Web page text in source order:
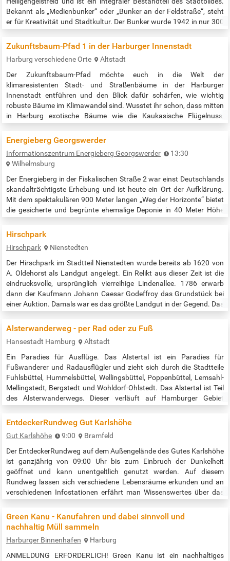
Bekannt als „Medienbunker“ oder „Bunker an der Feldstraße“, steht
er für Kreativität und Stadtkultur. Der Bunker wurde 1942 in nur 300
für die Opfer des NS-Regimes. Während der Umbaumaßnahmen
Zukunftsbaum-Pfad 1 in der Harburger Innenstadt
Harburg verschiedene Orte
Altstadt
Der Zukunftsbaum-Pfad möchte euch in die Welt der
klimaresistenten Stadt- und Straßenbäume in der Harburger
Innenstadt entführen und den Blick dafür schärfen, wie wichtig
robuste Bäume im Klimawandel sind. Wusstet ihr schon, dass mitten
in Harburg exotische Bäume wie die Kaukasische Flügelnuss,
und dass diese zu den klimaresistenten, sprich Zukunftsbäumen
gehören? Und war dir bekannt, dass…
Energieberg Georgswerder
Informationszentrum Energieberg Georgswerder
13:30
Wilhelmsburg
Der Energieberg in der Fiskalischen Straße 2 war einst Deutschlands
skandalträchtigste Erhebung und ist heute ein Ort der Aufklärung.
Mit dem spektakulären 900 Meter langen „Weg der Horizonte“ bietet
die gesicherte und begrünte ehemalige Deponie in 40 Meter Höhe
regelmäßig Führungen zur Geschichte des Bergs von einer
Mülldeponie zum Energieberg statt: sonnabends und sonntags um
13.30 Uhr …
Hirschpark
Hirschpark
Nienstedten
Der Hirschpark im Stadtteil Nienstedten wurde bereits ab 1620 von
A. Oldehorst als Landgut angelegt. Ein Relikt aus dieser Zeit ist die
eindrucksvolle, ursprünglich vierreihige Lindenallee. 1786 erwarb
dann der Kaufmann Johann Caesar Godeffroy das Grundstück bei
einer Auktion. Damals war es das größte Landgut in der Gegend. Das
als Ballettschule dient, ließ Godeffroy seinerzeit vom später…
Alsterwanderweg - per Rad oder zu Fuß
Hansestadt Hamburg
Altstadt
Ein Paradies für Ausflüge. Das Alstertal ist ein Paradies für
Fußwanderer und Radausflügler und zieht sich durch die Stadtteile
Fuhlsbüttel, Hummelsbüttel, Wellingsbüttel, Poppenbüttel, Lemsahl-
Mellingstedt, Bergstedt und Wohldorf-Ohlstedt. Das Alstertal ist Teil
des Alsterwanderwegs. Dieser verläuft auf Hamburger Gebiet
Mellingbek, der Saselbek und der Ammersbek, führen idyllische Rad-
EntdeckerRundweg Gut Karlshöhe
Gut Karlshöhe 9:00
Bramfeld
Der EntdeckerRundweg auf dem Außengelände des Gutes Karlshöhe
ist ganzjährig von 09:00 Uhr bis zum Einbruch der Dunkelheit
geöffnet und kann unentgeltlich genutzt werden. Auf diesem
Rundweg lassen sich verschiedene Lebensräume erkunden und an
verschiedenen Infostationen erfährt man Wissenswertes über das
einem Bauerngarten, Teichen und einem Bienenlehrstand vorbei.
Auch Schafe weiden auf der…
Green Kanu - Kanufahren und dabei sinnvoll und
nachhaltig Müll sammeln
Harburger Binnenhafen
Harburg
ANMELDUNG ERFORDERLICH! Green Kanu ist ein nachhaltiges